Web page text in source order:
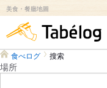
美食・餐廳地圖
食べログ 搜索
場所